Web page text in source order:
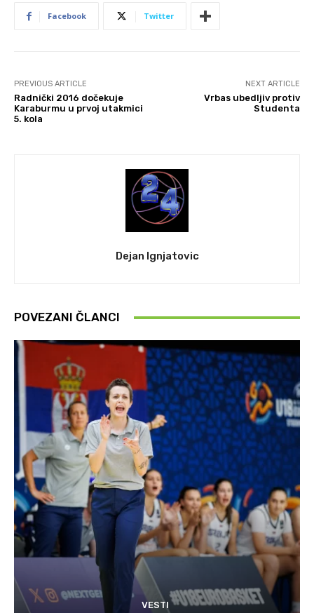
Facebook Twitter
PREVIOUS ARTICLE
Radnički 2016 dočekuje
Karaburmu u prvoj utakmici
5. kola
NEXT ARTICLE
Vrbas ubedljiv protiv
Studenta
Dejan Ignjatovic
POVEZANI ČLANCI
VESTI